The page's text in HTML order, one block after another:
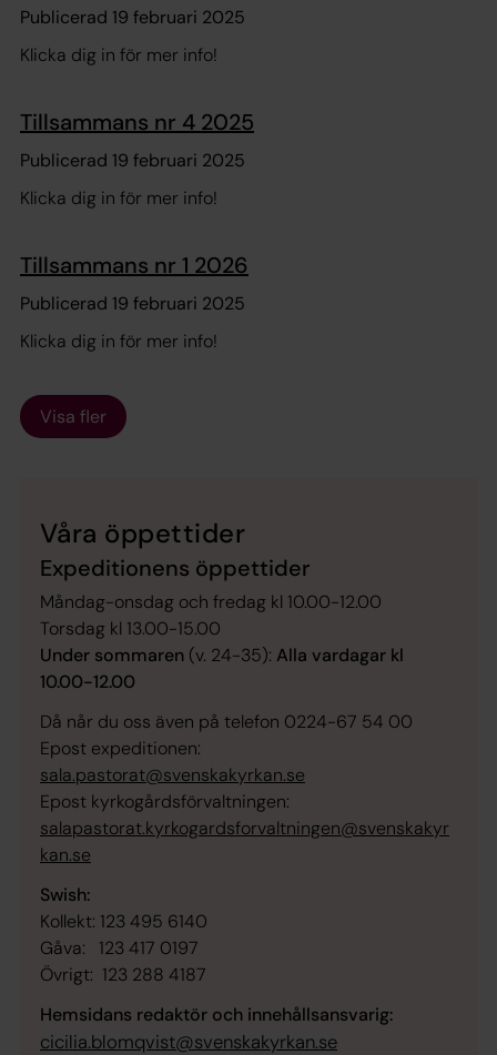
Publicerad 19 februari 2025
Klicka dig in för mer info!
Tillsammans nr 4 2025
Publicerad 19 februari 2025
Klicka dig in för mer info!
Tillsammans nr 1 2026
Publicerad 19 februari 2025
Klicka dig in för mer info!
Visa fler
Våra öppettider
Expeditionens öppettider
Måndag-onsdag och fredag kl 10.00-12.00
Torsdag kl 13.00-15.00
Under sommaren (v. 24-35): Alla vardagar kl
10.00-12.00
Då når du oss även på telefon 0224-67 54 00
Epost expeditionen:
sala.pastorat@svenskakyrkan.se
Epost kyrkogårdsförvaltningen:
salapastorat.kyrkogardsforvaltningen@svenskakyr
kan.se
Swish:
Kollekt: 123 495 6140
Gåva: 123 417 0197
Övrigt: 123 288 4187
Hemsidans redaktör och innehållsansvarig:
cicilia.blomqvist@svenskakyrkan.se